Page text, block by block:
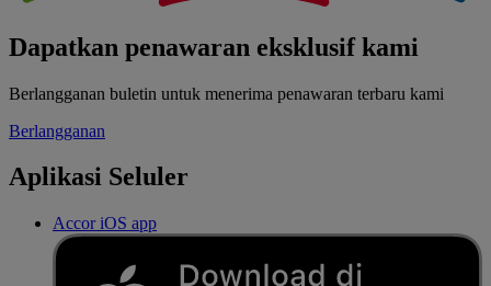
Dapatkan penawaran eksklusif kami
Berlangganan buletin untuk menerima penawaran terbaru kami
Berlangganan
Aplikasi Seluler
Accor iOS app